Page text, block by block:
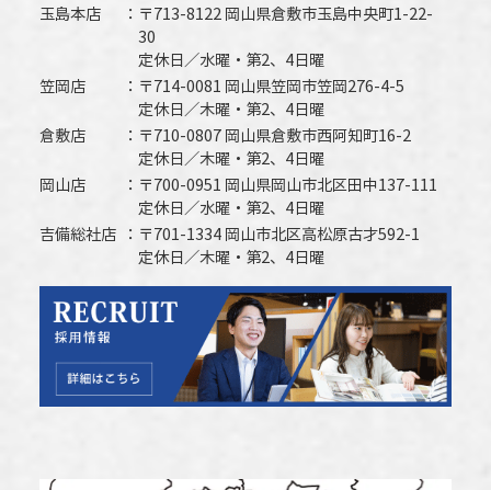
玉島本店
〒713-8122 岡山県倉敷市玉島中央町1-22-
30
定休日／水曜・第2、4日曜
笠岡店
〒714-0081 岡山県笠岡市笠岡276-4-5
定休日／木曜・第2、4日曜
倉敷店
〒710-0807 岡山県倉敷市西阿知町16-2
定休日／木曜・第2、4日曜
岡山店
〒700-0951 岡山県岡山市北区田中137-111
定休日／水曜・第2、4日曜
吉備総社店
〒701-1334 岡山市北区高松原古才592-1
定休日／木曜・第2、4日曜